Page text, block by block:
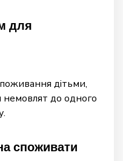
для
дітьми,
немовлят до одного
споживати